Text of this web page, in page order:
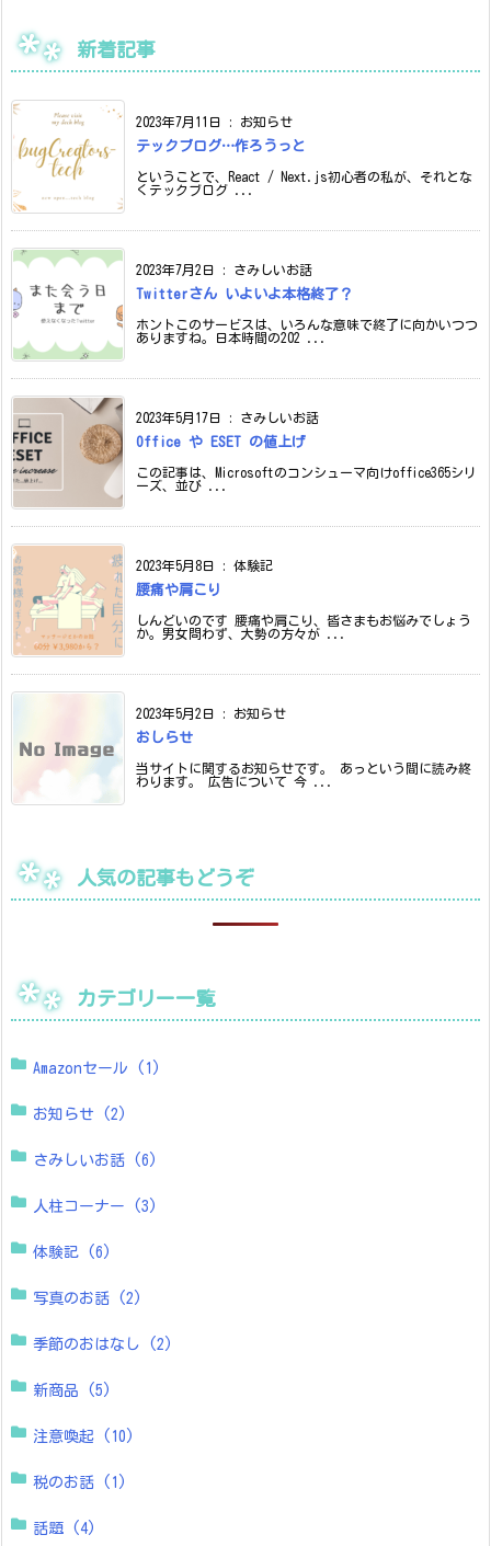
新着記事
2023年7月11日 : お知らせ
テックブログ…作ろうっと
ということで、React / Next.js初心者の私が、それとな
くテックブログ ...
2023年7月2日 : さみしいお話
Twitterさん いよいよ本格終了？
ホントこのサービスは、いろんな意味で終了に向かいつつ
ありますね。日本時間の202 ...
2023年5月17日 : さみしいお話
Office や ESET の値上げ
この記事は、Microsoftのコンシューマ向けoffice365シリ
ーズ、並び ...
2023年5月8日 : 体験記
腰痛や肩こり
しんどいのです 腰痛や肩こり、皆さまもお悩みでしょう
か。男女問わず、大勢の方々が ...
2023年5月2日 : お知らせ
おしらせ
当サイトに関するお知らせです。 あっという間に読み終
わります。 広告について 今 ...
人気の記事もどうぞ
カテゴリー一覧
Amazonセール (1)
お知らせ (2)
さみしいお話 (6)
人柱コーナー (3)
体験記 (6)
写真のお話 (2)
季節のおはなし (2)
新商品 (5)
注意喚起 (10)
税のお話 (1)
話題 (4)